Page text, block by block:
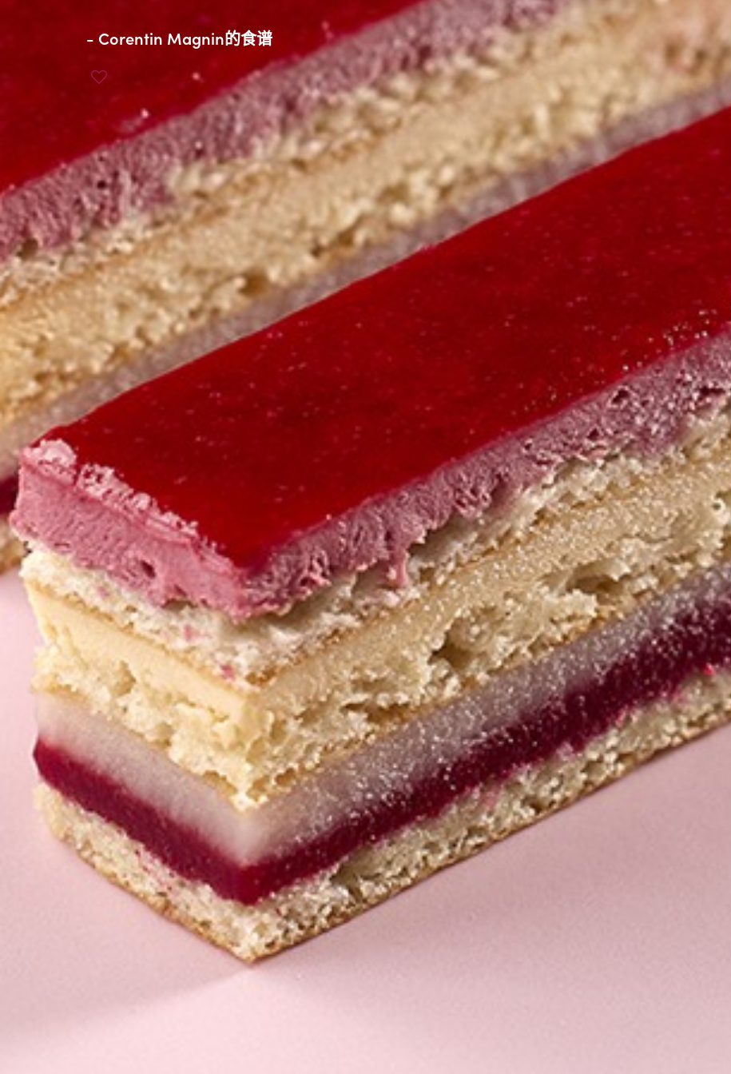
- Corentin Magnin的食谱